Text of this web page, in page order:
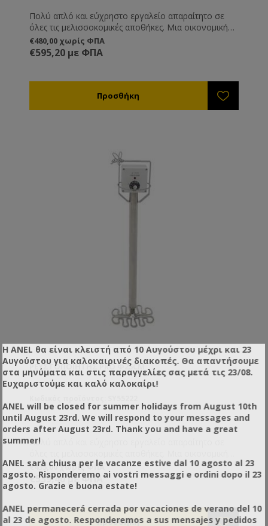
Πολύ απλό και εύχρηστο εργαλείο απαραίτητο σε
όλες τις μελισσοκομικές αποθήκες. Μια οικονομική
λύση η οποία σας βγάζει εύκολα από τη δύσκολη
θέση της κρυστάλλωσης του μελιού μέσα στα δοχεία
αποθήκευσης.
€480,00 χωρίς ΦΠΑ
€595,20 με ΦΠΑ
ΡΕΥΣΤΟΠΟΙΗΤΉΣ PRO Φ25CM
Πολύ απλό και εύχρηστο εργαλείο απαραίτητο σε
λύση η οποία σας βγάζει εύκολα από τη δύσκολη
θέση της κρυστάλλωσης του μελιού μέσα στα δοχεία
αποθήκευσης.
€435,00 χωρίς ΦΠΑ
€539,40 με ΦΠΑ
Η ANEL θα είναι κλειστή από 10 Αυγούστου μέχρι και 23
Αυγούστου για καλοκαιρινές διακοπές. Θα απαντήσουμε
στα μηνύματα και στις παραγγελίες σας μετά τις 23/08.
Ευχαριστούμε και καλό καλοκαίρι!
ANEL will be closed for summer holidays from August 10th
until August 23rd. We will respond to your messages and
orders after August 23rd. Thank you and have a great
summer!
ANEL sarà chiusa per le vacanze estive dal 10 agosto al 23
agosto. Risponderemo ai vostri messaggi e ordini dopo il 23
agosto. Grazie e buona estate!
ANEL permanecerá cerrada por vacaciones de verano del 10
al 23 de agosto. Responderemos a sus mensajes y pedidos